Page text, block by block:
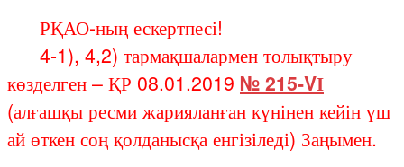
РҚАО-ның ескертпесі!
4-1), 4,2) тармақшалармен толықтыру
көзделген – ҚР 08.01.2019 № 215-VІ
(алғашқы ресми жарияланған күнінен кейін үш
ай өткен соң қолданысқа енгізіледі) Заңымен.